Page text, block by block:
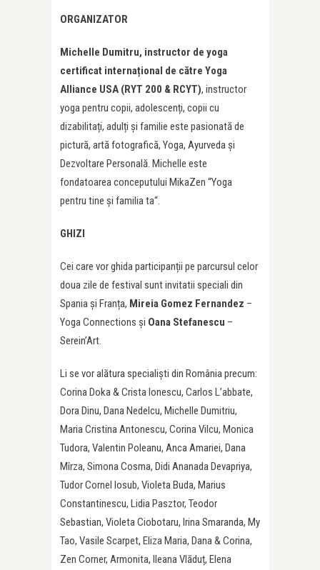
ORGANIZATOR
Michelle Dumitru, instructor de yoga
certificat internațional de către Yoga
Alliance USA (RYT 200 & RCYT), instructor
yoga pentru copii, adolescenți, copii cu
dizabilitați, adulți și familie este pasionată de
pictură, artă fotografică, Yoga, Ayurveda și
Dezvoltare Personală. Michelle este
fondatoarea conceputului MikaZen “Yoga
pentru tine și familia ta“.
GHIZI
Cei care vor ghida participanții pe parcursul celor
doua zile de festival sunt invitatii speciali din
Spania și Franța, Mireia Gomez Fernandez –
Yoga Connections și Oana Stefanescu –
Serein’Art.
Li se vor alătura specialiști din România precum:
Corina Doka & Crista Ionescu, Carlos L’abbate,
Dora Dinu, Dana Nedelcu, Michelle Dumitriu,
Maria Cristina Antonescu, Corina Vilcu, Monica
Tudora, Valentin Poleanu, Anca Amariei, Dana
Mîrza, Simona Cosma, Didi Ananada Devapriya,
Tudor Cornel Iosub, Violeta Buda, Marius
Constantinescu, Lidia Pasztor, Teodor
Sebastian, Violeta Ciobotaru, Irina Smaranda, My
Tao, Vasile Scarpet, Eliza Maria, Dana & Corina,
Zen Corner, Armonita, Ileana Vlăduț, Elena